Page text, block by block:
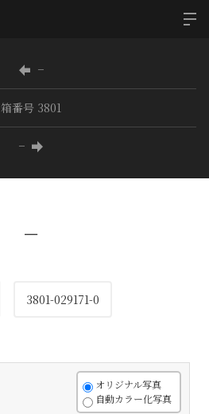
−
箱番号 3801
−
−
3801-029171-0
オリジナル写真
自動カラー化写真